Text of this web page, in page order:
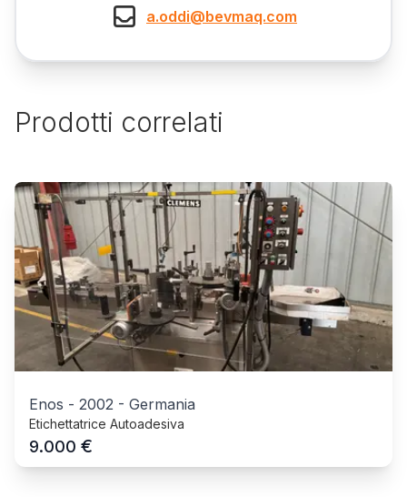
a.oddi@bevmaq.com
Prodotti correlati
Enos - 2002 - Germania
Etichettatrice Autoadesiva
9.000 €